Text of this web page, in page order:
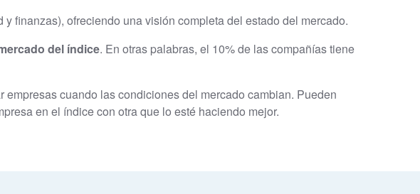
finanzas), ofreciendo una visión completa del estado del mercado.
del índice. En otras palabras, el 10% de las compañías tiene
empresas cuando las condiciones del mercado cambian. Pueden
en el índice con otra que lo esté haciendo mejor.